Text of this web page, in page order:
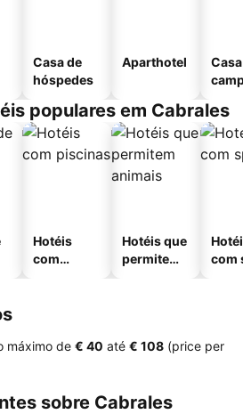
Casa de
hóspedes
Aparthotel
populares em Cabrales
Hotéis
com
Hotéis que
permitem
com
máximo de ‎€ 40 até ‎€ 108 (price per
sobre Cabrales